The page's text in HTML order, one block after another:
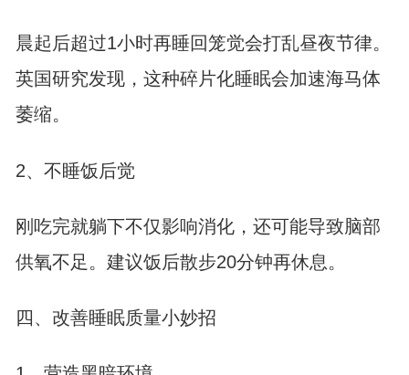
晨起后超过1小时再睡回笼觉会打乱昼夜节律。
英国研究发现，这种碎片化睡眠会加速海马体
萎缩。
2、不睡饭后觉
刚吃完就躺下不仅影响消化，还可能导致脑部
供氧不足。建议饭后散步20分钟再休息。
四、改善睡眠质量小妙招